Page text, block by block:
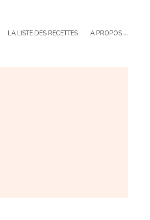
LA LISTE DES RECETTES A PROPOS …